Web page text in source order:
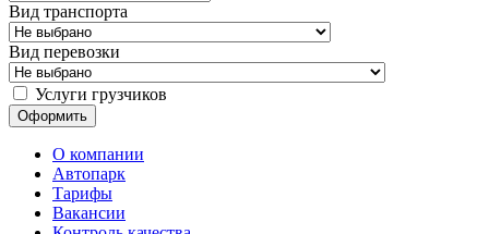
Вид транспорта
Вид перевозки
Услуги грузчиков
О компании
Автопарк
Тарифы
Вакансии